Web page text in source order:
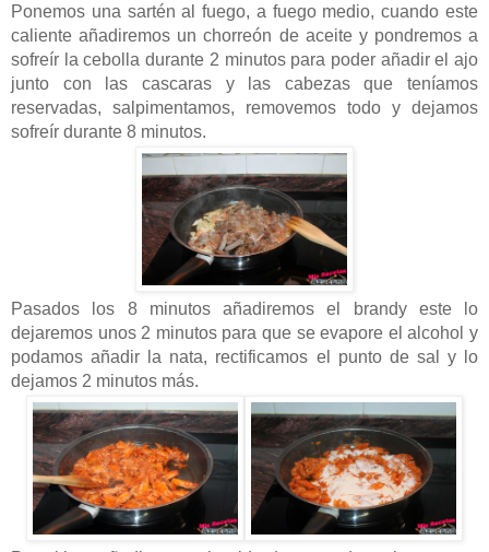
Ponemos una sartén al fuego, a fuego medio, cuando este
caliente añadiremos un chorreón de aceite y pondremos a
sofreír la cebolla durante 2 minutos para poder añadir el ajo
junto con las cascaras y las cabezas que teníamos
reservadas, salpimentamos, removemos todo y dejamos
sofreír durante 8 minutos.
Pasados los 8 minutos añadiremos el brandy este lo
dejaremos unos 2 minutos para que se evapore el alcohol y
podamos añadir la nata, rectificamos el punto de sal y lo
dejamos 2 minutos más.